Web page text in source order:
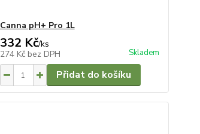
Canna pH+ Pro 1L
332 Kč/ks
274 Kč bez DPH Skladem
Přidat do košíku